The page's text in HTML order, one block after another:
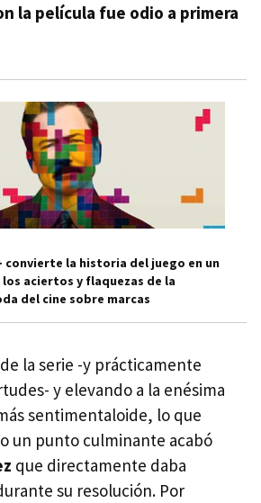
la película fue odio a primera
convierte la historia del juego en un
aciertos y flaquezas de la
del cine sobre marcas
la serie -y prácticamente
y elevando a la enésima
sentimentaloide, lo que
un punto culminante acabó
que directamente daba
su resolución. Por